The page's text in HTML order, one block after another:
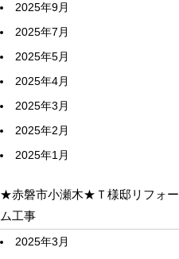
2025年9月
2025年7月
2025年5月
2025年4月
2025年3月
2025年2月
2025年1月
★赤磐市小瀬木★Ｔ様邸リフォー
ム工事
2025年3月